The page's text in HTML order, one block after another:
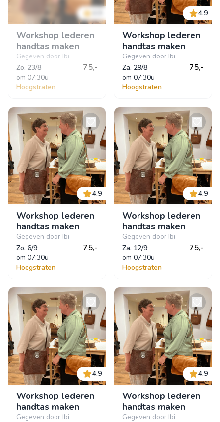
Workshop lederen
handtas maken
Gegeven door Ibi
Zo. 23/8
om 07:30u
75,-
Hoogstraten
4.9
Workshop lederen
handtas maken
Gegeven door Ibi
Za. 29/8
om 07:30u
75,-
Hoogstraten
4.9
Workshop lederen
handtas maken
Gegeven door Ibi
Zo. 6/9
om 07:30u
75,-
Hoogstraten
4.9
Workshop lederen
handtas maken
Gegeven door Ibi
Za. 12/9
om 07:30u
75,-
Hoogstraten
4.9
Workshop lederen
handtas maken
Gegeven door Ibi
4.9
Workshop lederen
handtas maken
Gegeven door Ibi